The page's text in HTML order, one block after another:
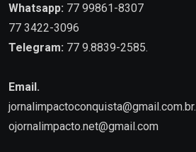
Whatsapp: 77 99861-8307
77 3422-3096
Telegram: 77 9.8839-2585.
Email.
jornalimpactoconquista@gmail.com.br.
ojornalimpacto.net@gmail.com